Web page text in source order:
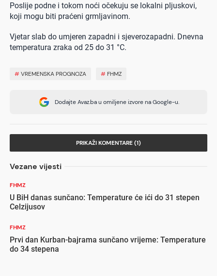
Poslije podne i tokom noći očekuju se lokalni pljuskovi,
koji mogu biti praćeni grmljavinom.
Vjetar slab do umjeren zapadni i sjeverozapadni. Dnevna
temperatura zraka od 25 do 31 °C.
#VREMENSKA PROGNOZA # FHMZ
Dodajte Avaz.ba u omiljene izvore na Google-u.
PRIKAŽI KOMENTARE (1)
Vezane vijesti
FHMZ
U BiH danas sunčano: Temperature će ići do 31 stepen
Celzijusov
FHMZ
Prvi dan Kurban-bajrama sunčano vrijeme: Temperature
do 34 stepena